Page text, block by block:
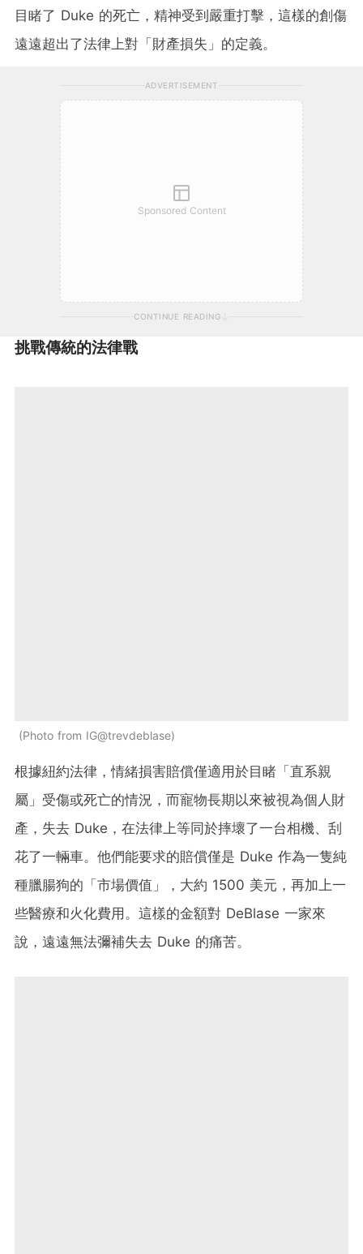
目睹了 Duke 的死亡，精神受到嚴重打擊，這樣的創傷
遠遠超出了法律上對「財產損失」的定義。
ADVERTISEMENT
Sponsored Content
CONTINUE READING
挑戰傳統的法律戰
Photo from IG@trevdeblase
根據紐約法律，情緒損害賠償僅適用於目睹「直系親
屬」受傷或死亡的情況，而寵物長期以來被視為個人財
產，失去 Duke，在法律上等同於摔壞了一台相機、刮
花了一輛車。他們能要求的賠償僅是 Duke 作為一隻純
種臘腸狗的「市場價值」，大約 1500 美元，再加上一
些醫療和火化費用。這樣的金額對 DeBlase 一家來
說，遠遠無法彌補失去 Duke 的痛苦。